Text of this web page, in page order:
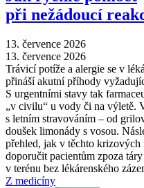
při nežádoucí
13. července 2026
13. července 2026
Trávicí potíže a alergie se v
přináší akutní příhody
S urgentními stavy tak
„v civilu“ u vody či na výletě.
s letním stravováním –⁠ od
doušek limonády s vosou.
přehled, jak v těchto krizových
doporučit pacientům zpoza
v terénu bez lékárenského
Z medicíny